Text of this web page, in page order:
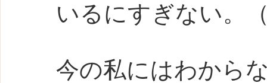
いるにすぎない。
今の私にはわから